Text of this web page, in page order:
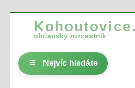
občanský rozcestník
Nejvíc hledáte